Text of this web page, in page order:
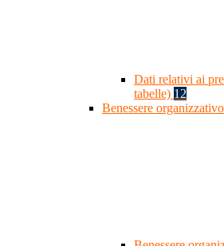
Dati relativi ai
tabelle) 12
Benessere organizzativo